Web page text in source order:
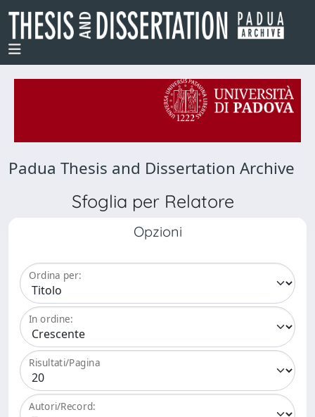
Padua Thesis and Dissertation Archive
Sfoglia per Relatore
Opzioni
Ordina per:
In ordine:
Risultati/Pagina
Autori/Record: